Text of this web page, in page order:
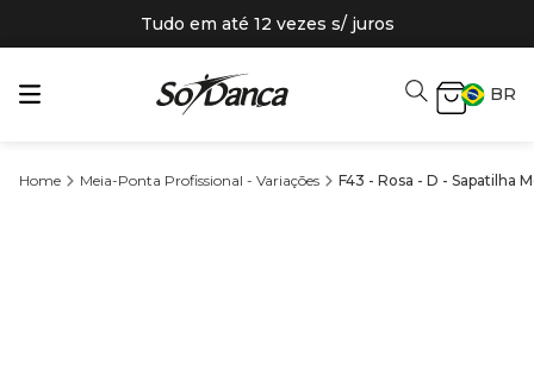
Tudo em até 12 vezes s/ juros
BR
Meia-Ponta Profissional - Variações F43 - Rosa - D - Sapatilha